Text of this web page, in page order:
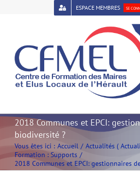
Open toolbar
ESPACE MEMBRES SE
2018 Communes et EPCI:
biodiversité ?
Vous êtes ici : Accueil
Actualités (
Formation : Supports
2018 Communes et EPCI: gestionnaires